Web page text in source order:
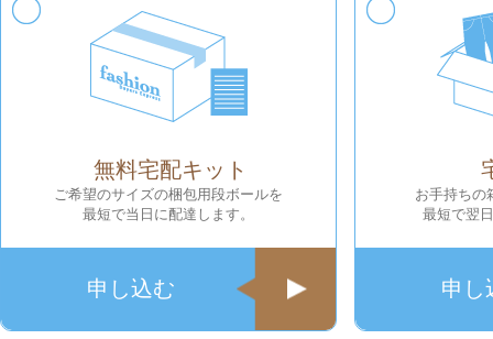
無料宅配キット
ご希望のサイズの梱包用段ボールを
最短で当日に配達します。
申し込む
お手持ちの
最短で翌
申し